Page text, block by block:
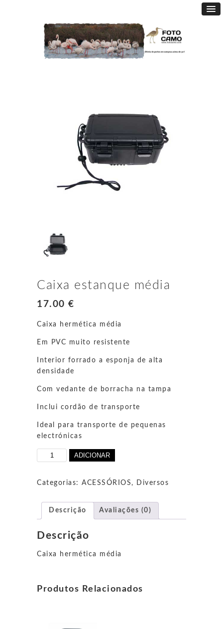
Caixa estanque média
17.00 €
Caixa hermética média
Em PVC muito resistente
Interior forrado a esponja de alta
densidade
Com vedante de borracha na tampa
Inclui cordão de transporte
Ideal para transporte de pequenas
electrónicas
Quantidade
de
estanque
ADICIONAR
Categorias: ACESSÓRIOS , Diversos
Descrição Avaliações (0)
Descrição
Caixa hermética média
Produtos Relacionados